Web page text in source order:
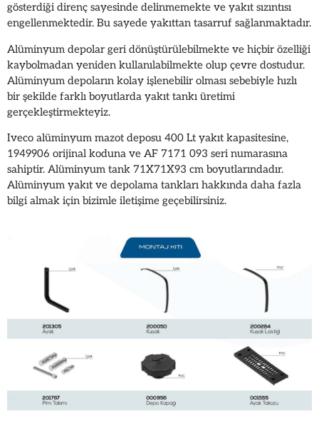
gösterdiği direnç sayesinde delinmemekte ve yakıt sızıntısı
engellenmektedir. Bu sayede yakıttan tasarruf sağlanmaktadır.
Alüminyum depolar geri dönüştürülebilmekte ve hiçbir özelliği
kaybolmadan yeniden kullanılabilmekte olup çevre dostudur.
Alüminyum depoların kolay işlenebilir olması sebebiyle hızlı
bir şekilde farklı boyutlarda yakıt tankı üretimi
gerçekleştirmekteyiz.
Iveco alüminyum mazot deposu 400 Lt yakıt kapasitesine,
1949906 orijinal koduna ve AF 7171 093 seri numarasına
sahiptir. Alüminyum tank 71X71X93 cm boyutlarındadır.
Alüminyum yakıt ve depolama tankları hakkında daha fazla
bilgi almak için bizimle iletişime geçebilirsiniz.